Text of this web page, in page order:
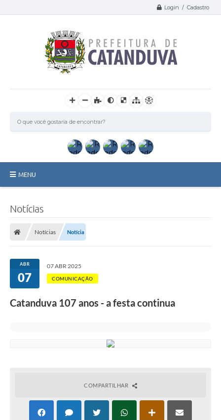
Login / Cadastro
MENU
Licitações / PCA
Transparência
Notícias
Notícias Notícia
ABR
07
07 ABR 2025
COMUNICAÇÃO
Catanduva 107 anos - a festa continua
COMPARTILHAR